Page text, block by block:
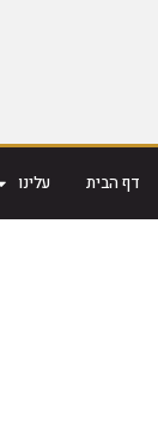
דף הבית עלינו